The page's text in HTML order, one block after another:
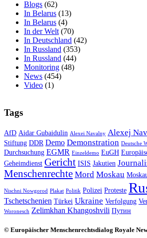
Blogs (62)
In Belarus (13)
In Belarus (4)
In der Welt(70)
In Deutschland (42)
In Russland (353)
In Russland (44)
Monitoring (48)
News (454)
Video (1)
Tags
AfD Aidar Gubaidulin Alexei Navalny Alexej
Stiftung DDR Demo Demonstration Deutsche
Durchsuchung EGMR Einzeldemo EuGH
Geheimdienst Gericht ISIS Jakutien
Menschenrechte Mord Moskau
Nischni Nowgorod Plakat Politik Polizei Proteste
Tschetschenien Türkei Ukraine Verfolgung
Woronesch Zelimkhan Khangoshvili Путин
© Europäischer Menschenrechtsdialog Royale